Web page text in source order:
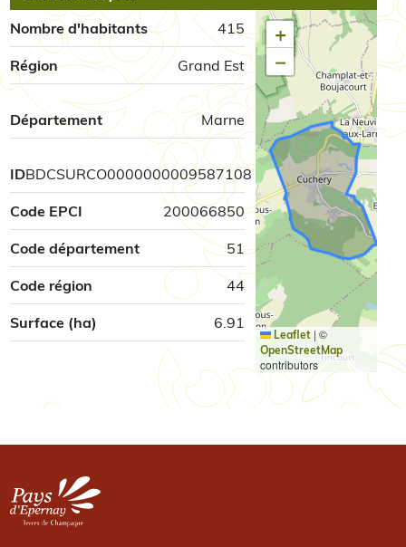
Nombre d'habitants
415
Région Grand Est
Département Marne
IDBDCSURCO0000000009587108
Code EPCI 200066850
Code département 51
Code région 44
Surface (ha) 6.91
+
−
Leaflet | ©
OpenStreetMap
contributors
Image